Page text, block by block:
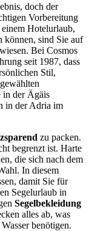
doch der
Vorbereitung
Hotelurlaub,
können, sind Sie auf
Bei Cosmos
seit 1987, dass
Stil,
in der Ägäis
in der Adria im
zu packen.
begrenzt ist. Harte
die sich nach dem
In diesem
damit Sie für
Segelurlaub in
Segelbekleidung
alles ab, was
benötigen.